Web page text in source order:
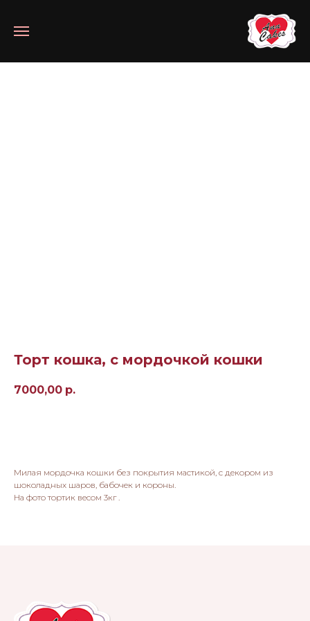
Торт кошка, с мордочкой кошки
7000,00 р.
Милая мордочка кошки без покрытия мастикой, с декором из
шоколадных шаров, бабочек и короны.
На фото тортик весом 3кг .